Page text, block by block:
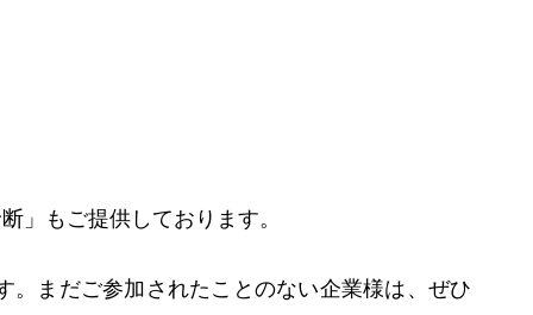
」もご提供しております。
まだご参加されたことのない企業様は、ぜひ